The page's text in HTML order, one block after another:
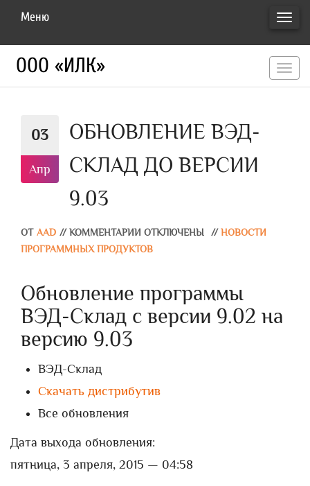
Меню
ООО «ИЛК»
03
Апр
ОБНОВЛЕНИЕ ВЭД-
СКЛАД ДО ВЕРСИИ
9.03
ОТ AAD // КОММЕНТАРИИ ОТКЛЮЧЕНЫ // НОВОСТИ
ПРОГРАММНЫХ ПРОДУКТОВ
Обновление программы
ВЭД-Склад с версии 9.02 на
версию 9.03
ВЭД-Склад
Скачать дистрибутив
Все обновления
Дата выхода обновления:
пятница, 3 апреля, 2015 — 04:58